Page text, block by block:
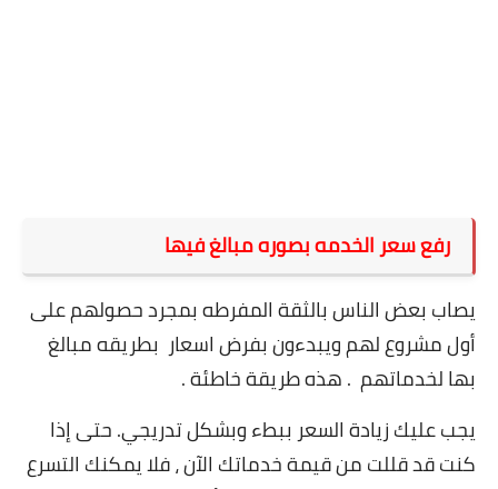
رفع سعر الخدمه بصوره مبالغ فيها
يصاب بعض الناس بالثقة المفرطه بمجرد حصولهم على
أول مشروع لهم ويبدءون بفرض اسعار بطريقه مبالغ
بها لخدماتهم . هذه طريقة خاطئة .
يجب عليك زيادة السعر ببطء وبشكل تدريجي. حتى إذا
كنت قد قللت من قيمة خدماتك الآن ، فلا يمكنك التسرع